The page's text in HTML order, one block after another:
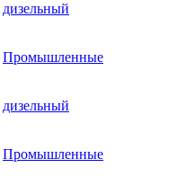
дизельный
Промышленные
дизельный
Промышленные